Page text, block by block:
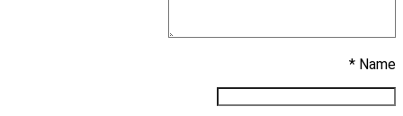
Name *